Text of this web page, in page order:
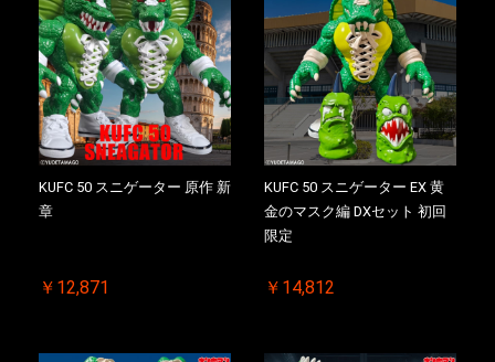
KUFC 50 スニゲーター 原作 新
章
￥12,871
KUFC 50 スニゲーター EX 黄
金のマスク編 DXセット 初回
限定
￥14,812